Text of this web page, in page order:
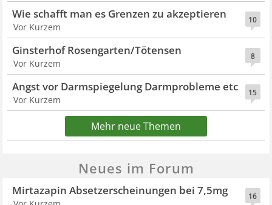
10
Wie schafft man es Grenzen zu akzeptieren
Vor Kurzem
8
Ginsterhof Rosengarten/Tötensen
Vor Kurzem
15
Angst vor Darmspiegelung Darmprobleme etc
Vor Kurzem
Mehr neue Themen
Neues im Forum
16
Mirtazapin Absetzerscheinungen bei 7,5mg